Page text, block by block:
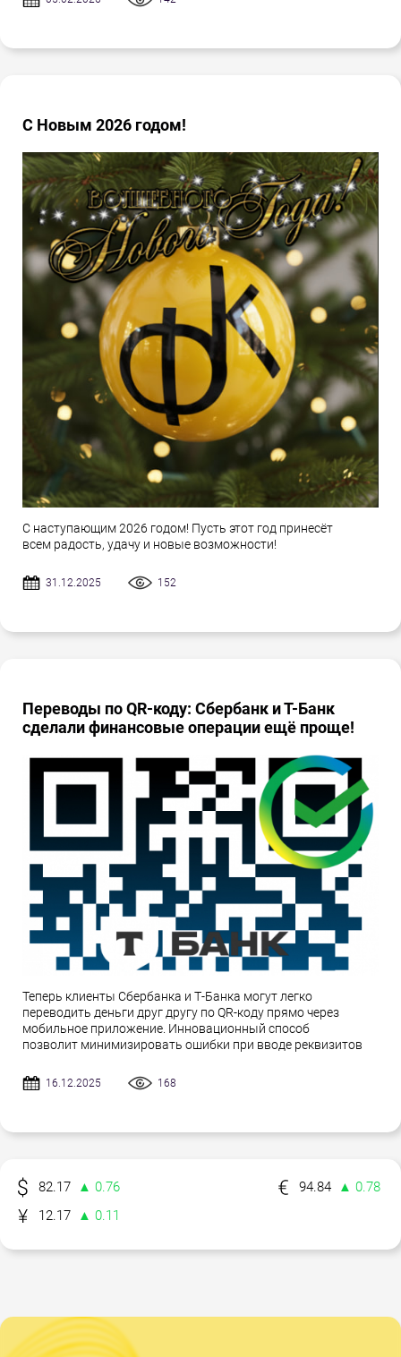
С Новым 2026 годом!
С наступающим 2026 годом! Пусть этот год принесёт
всем радость, удачу и новые возможности!
31.12.2025 152
Переводы по QR-коду: Сбербанк и Т-Банк
сделали финансовые операции ещё проще!
Теперь клиенты Сбербанка и Т-Банка могут легко
переводить деньги друг другу по QR-коду прямо через
мобильное приложение. Инновационный способ
позволит минимизировать ошибки при вводе реквизитов
16.12.2025 168
82.17 ▲ 0.76 94.84
▲ 0.78
12.17
▲ 0.11